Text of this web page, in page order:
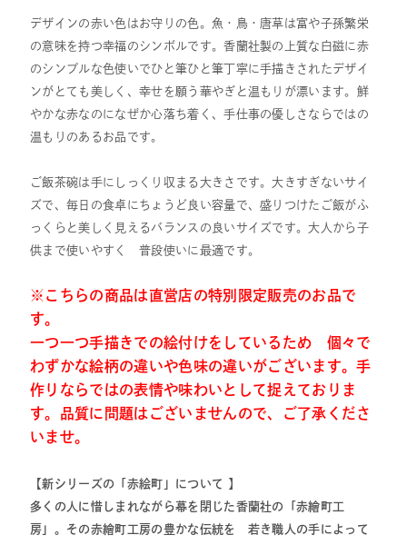
デザインの赤い色はお守りの色。魚・鳥・唐草は富や子孫繁栄
の意味を持つ幸福のシンボルです。香蘭社製の上質な白磁に赤
のシンプルな色使いでひと筆ひと筆丁寧に手描きされたデザイ
ンがとても美しく、幸せを願う華やぎと温もりが漂います。鮮
やかな赤なのになぜか心落ち着く、手仕事の優しさならではの
温もりのあるお品です。
ご飯茶碗は手にしっくり収まる大きさです。大きすぎないサイ
ズで、毎日の食卓にちょうど良い容量で、盛りつけたご飯がふ
っくらと美しく見えるバランスの良いサイズです。大人から子
供まで使いやすく 普段使いに最適です。
※こちらの商品は直営店の特別限定販売のお品で
す。
一つ一つ手描きでの絵付けをしているため 個々で
わずかな絵柄の違いや色味の違いがございます。手
作りならではの表情や味わいとして捉えておりま
す。品質に問題はございませんので、ご了承くださ
いませ。
【新シリーズの「赤絵町」について 】
多くの人に惜しまれながら幕を閉じた香蘭社の「赤繪町工
房」。その赤繪町工房の豊かな伝統を 若き職人の手によって